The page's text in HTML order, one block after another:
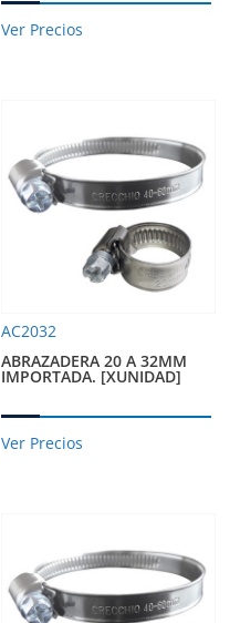
Ver Precios
AC2032
ABRAZADERA 20 A 32MM
IMPORTADA. [XUNIDAD]
Ver Precios